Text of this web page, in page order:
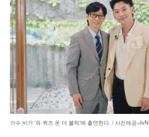
가수 비가 '유 퀴즈 온 더 블럭'에 출연한다. / 사진제공=tvN